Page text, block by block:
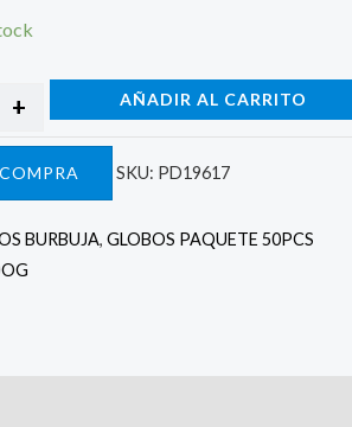
+ AÑADIR AL CARRITO
SKU: PD19617
BURBUJA, GLOBOS PAQUETE 50PCS